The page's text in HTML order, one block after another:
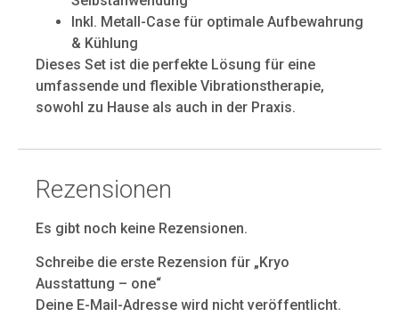
Inkl. Metall-Case für optimale Aufbewahrung
& Kühlung
Dieses Set ist die perfekte Lösung für eine
umfassende und flexible Vibrationstherapie,
sowohl zu Hause als auch in der Praxis.
Rezensionen
Es gibt noch keine Rezensionen.
Schreibe die erste Rezension für „Kryo
Ausstattung – one“
Deine E-Mail-Adresse wird nicht veröffentlicht.